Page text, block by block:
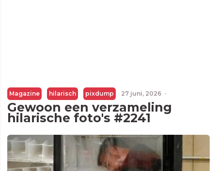
Magazine hilarisch pixdump 27 juni, 2026 ·
Gewoon een verzameling
hilarische foto's #2241